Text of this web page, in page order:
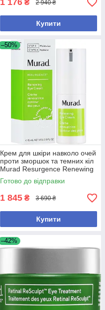
1 176 ₴ 2 940 ₴
Купити
–50%
Крем для шкіри навколо очей
проти зморшок та темних кіл
Murad Resurgence Renewing
Eye Cream, 15 ml
Готово до відправки
1 845 ₴ 3 690 ₴
Купити
–42%